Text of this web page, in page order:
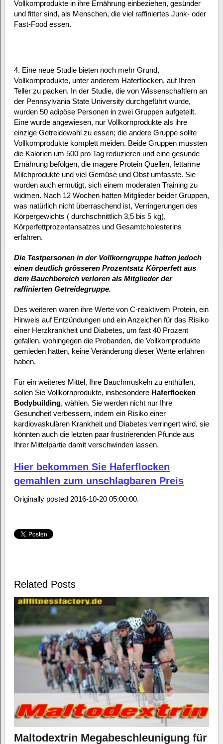
Vollkornprodukte in ihre Ernährung einbeziehen, gesünder
und fitter sind, als Menschen, die viel raffiniertes Junk- oder
Fast-Food essen.
4. Eine neue Studie bieten noch mehr Grund,
Vollkornprodukte, unter anderem Haferflocken, auf Ihren
Teller zu packen. In der Studie, die von Wissenschaftlern an
der Pennsylvania State University durchgeführt wurde,
wurden 50 adipöse Personen in zwei Gruppen aufgeteilt.
Eine wurde angewiesen, nur Vollkornprodukte als ihre
einzige Getreidewahl zu essen; die andere Gruppe sollte
Vollkornprodukte komplett meiden. Beide Gruppen mussten
die Kalorien um 500 pro Tag reduzieren und eine gesunde
Ernährung befolgen, die magere Protein Quellen, fettarme
Milchprodukte und viel Gemüse und Obst umfasste. Sie
wurden auch ermutigt, sich einem moderaten Training zu
widmen. Nach 12 Wochen hatten Mitglieder beider Gruppen,
was natürlich nicht überraschend ist, Verringerungen des
Körpergewichts ( durchschnittlich 3,5 bis 5 kg),
Körperfettprozentansatzes und Gesamtcholesterins
erfahren.
Die Testpersonen in der Vollkorngruppe hatten jedoch
einen deutlich grösseren Prozentsatz Körperfett aus
dem Bauchbereich verloren als Mitglieder der
raffinierten Getreidegruppe.
Des weiteren waren ihre Werte von C-reaktivem Protein, ein
Hinweis auf Entzündungen und ein Anzeichen für das Risiko
einer Herzkrankheit und Diabetes, um fast 40 Prozent
gefallen, wohingegen die Probanden, die Vollkornprodukte
gemieden hatten, keine Veränderung dieser Werte erfahren
haben.
Für ein weiteres Mittel, Ihre Bauchmuskeln zu enthüllen,
sollen Sie Vollkornprodukte, insbesondere Haferflocken
Bodybuilding, wählen. Sie werden nicht nur Ihre
Gesundheit verbessern, indem ein Risiko einer
kardiovaskulären Krankheit und Diabetes verringert wird, sie
könnten auch die letzten paar frustrierenden Pfunde aus
Ihrer Mittelpartie damit verschwinden lassen.
Hier bekommen Sie Haferflocken
gemahlen zum unschlagbaren Preis
Originally posted 2016-10-20 05:00:00.
Related Posts
Maltodextrin Megabeschleunigung für